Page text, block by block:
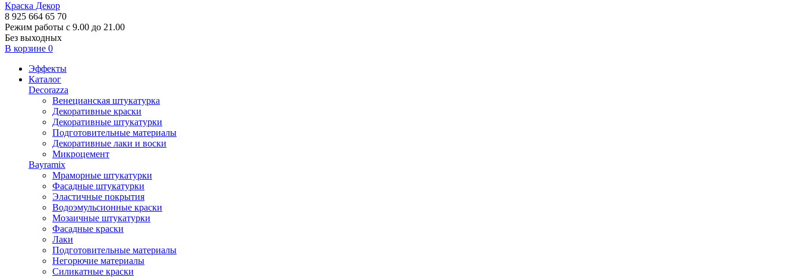
Краска Декор
8 925 664 65 70
Режим работы с 9.00 до 21.00
Без выходных
В корзине 0
Эффекты
Каталог
Decorazza
Венецианская штукатурка
Декоративные краски
Декоративные штукатурки
Подготовительные материалы
Декоративные лаки и воски
Микроцемент
Bayramix
Мраморные штукатурки
Фасадные штукатурки
Эластичные покрытия
Водоэмульсионные краски
Мозаичные штукатурки
Фасадные краски
Лаки
Подготовительные материалы
Негорючие материалы
Силикатные краски